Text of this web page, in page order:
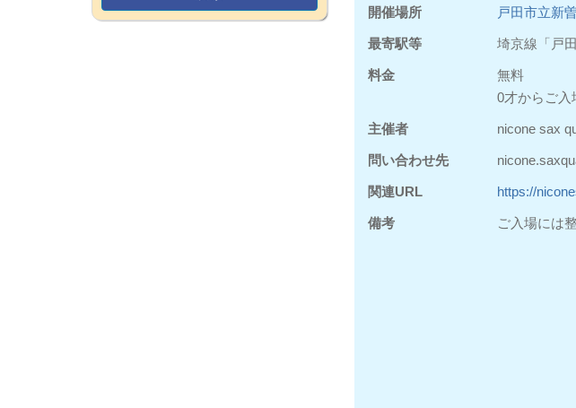
開催場所 戸田市立新
最寄駅等 埼京線「戸田
料金
無料
0才からご入
主催者 nicone sax
問い合わせ先
関連URL https://
備考 ご入場には